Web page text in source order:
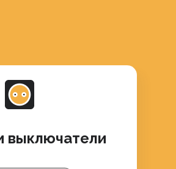
выключатели